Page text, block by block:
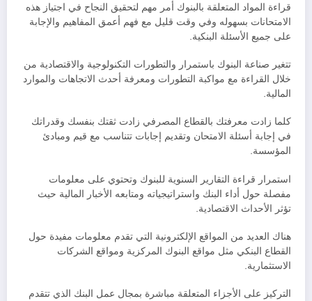
قراءة المواد المتعلقة بالبنوك أمر مهم لتحقيق النجاح في اجتياز هذه
الامتحانات بسهوله وفي وقت قليل مع فهم أعمق المفاهيم والإجابة
على جميع الأسئلة البنكية.
تتغير صناعة البنوك باستمرار والتطورات التكنولوجية والاقتصادية من
خلال القراءة مع مواكبة التطورات ومعرفة أحدث الاتجاهات والموارد
المالية.
كلما زادت معرفتك بالقطاع المصرفي زادت ثقتك بنفسك وقدراتك
في إجابة أسئلة الامتحان وتقديم إجابات تتناسب مع قيم ومبادئ
المؤسسة.
استمرار قراءة التقارير السنوية للبنوك وتحتوي على معلومات
مفصلة حول أداء البنك واستراتيجياته ومتابعه الأخبار المالية حيث
تؤثر الأحداث الاقتصادية.
هناك العديد من المواقع الإلكترونية التي تقدم معلومات مفيدة حول
القطاع البنكي مثل مواقع البنوك المركزية ومواقع الشركات
الاستثمارية.
التركيز على الأجزاء المتعلقة مباشرة بمجال عمل البنك الذي تتقدم